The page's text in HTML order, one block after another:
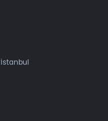
İstanbul